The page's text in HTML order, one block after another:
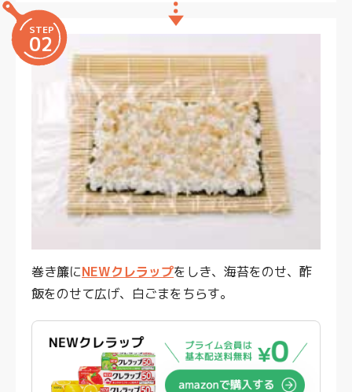
STEP
02
巻き簾にNEWクレラップをしき、海苔をのせ、酢
飯をのせて広げ、白ごまをちらす。